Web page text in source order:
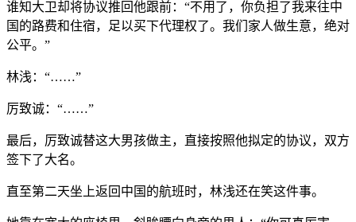
谁知大卫却将协议推回他跟前：“不用了，你负担了我来往中
国的路费和住宿，足以买下代理权了。我们家人做生意，绝对
公平。”
林浅：“……”
厉致诚：“……”
最后，厉致诚替这大男孩做主，直接按照他拟定的协议，双方
签下了大名。
直至第二天坐上返回中国的航班时，林浅还在笑这件事。